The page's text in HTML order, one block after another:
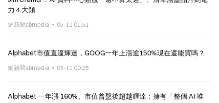
力 4 大類
鏈新聞abmedia 05-11 01:51
Alphabet市值直逼輝達，GOOG一年上漲逾150%現在還能買嗎？
鏈新聞abmedia 05-11 00:25
Alphabet 一年漲 160%、市值曾盤後超越輝達：擁有「整個 AI 堆